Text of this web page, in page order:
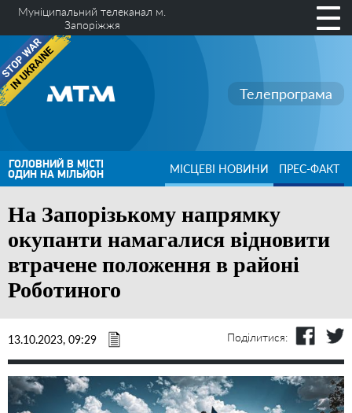
Муніципальний телеканал м.
Запоріжжя
Телепрограма
ГОЛОВНИЙ В МІСТІ
ОДИН НА МІЛЬЙОН МІСЦЕВІ НОВИНИ ПРЕС-ФАКТ
На Запорізькому напрямку
окупанти намагалися відновити
втрачене положення в районі
Роботиного
13.10.2023, 09:29 Поділитися: